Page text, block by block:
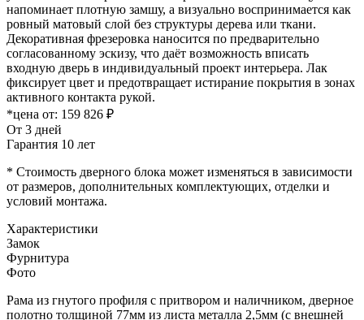
напоминает плотную замшу, а визуально воспринимается как
ровный матовый слой без структуры дерева или ткани.
Декоративная фрезеровка наносится по предварительно
согласованному эскизу, что даёт возможность вписать
входную дверь в индивидуальный проект интерьера. Лак
фиксирует цвет и предотвращает истирание покрытия в зонах
активного контакта рукой.
*цена от: 159 826 ₽
От 3 дней
Гарантия 10 лет
* Стоимость дверного блока может изменяться в зависимости
от размеров, дополнительных комплектующих, отделки и
условий монтажа.
Характеристики
Замок
Фурнитура
Фото
Рама из гнутого профиля с притвором и наличником, дверное
полотно толщиной 77мм из листа металла 2,5мм (с внешней